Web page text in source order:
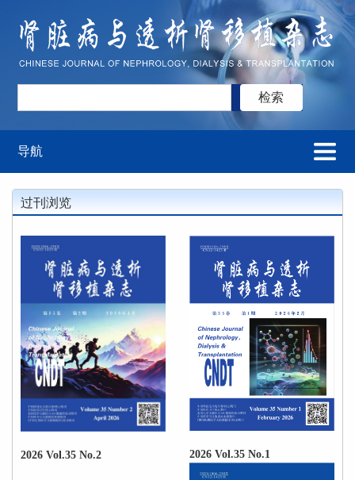
导航
过刊浏览
2026 Vol.35 No.2 2026 Vol.35 No.1